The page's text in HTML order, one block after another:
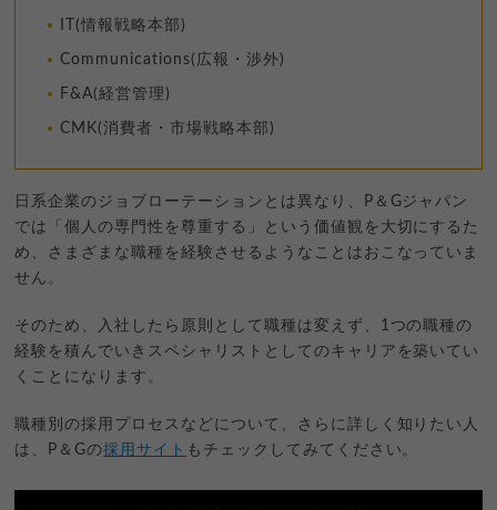
IT(情報戦略本部)
Communications(広報・渉外)
F&A(経営管理)
CMK(消費者・市場戦略本部)
日系企業のジョブローテーションとは異なり、P＆Gジャパン
では「個人の専門性を尊重する」という価値観を大切にするた
め、さまざまな職種を経験させるようなことはおこなっていま
せん。
そのため、入社したら原則として職種は変えず、1つの職種の
経験を積んでいきスペシャリストとしてのキャリアを築いてい
くことになります。
職種別の採用プロセスなどについて、さらに詳しく知りたい人
は、P＆Gの採用サイト もチェックしてみてください。